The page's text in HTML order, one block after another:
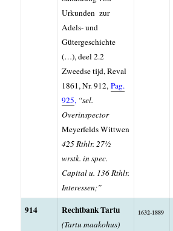
Urkunden zur
Adels- und
Gütergeschichte
(…), deel 2.2
Zweedse tijd, Reval
1861, Nr. 912,Pag.
925, “sel.
Overinspector
Meyerfelds Wittwen
425 Rthlr. 27½
wrstk. in spec.
Capital u. 136 Rthlr.
Interessen;”
914 Rechtbank Tartu
(Tartu maakohus)
1632-1889